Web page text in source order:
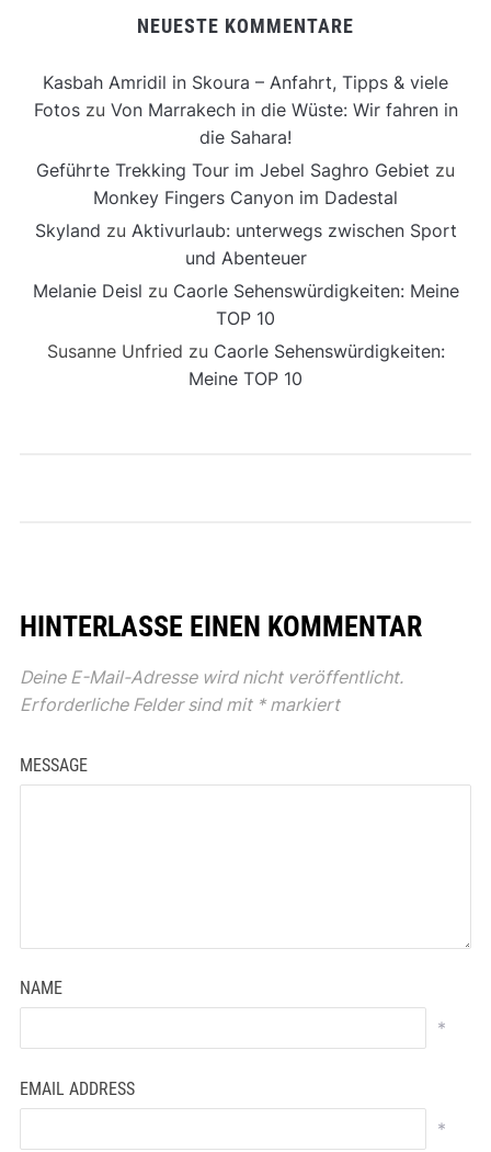
NEUESTE KOMMENTARE
Kasbah Amridil in Skoura – Anfahrt, Tipps & viele
Fotoszu Von Marrakech in die Wüste: Wir fahren in
die Sahara!
Geführte Trekking Tour im Jebel Saghro Gebiet zu
Monkey Fingers Canyon im Dadestal
Skyland zu Aktivurlaub: unterwegs zwischen Sport
und Abenteuer
Melanie Deisl zu Caorle Sehenswürdigkeiten: Meine
TOP 10
Susanne Unfried zu Caorle Sehenswürdigkeiten:
Meine TOP 10
HINTERLASSE EINEN KOMMENTAR
Deine E-Mail-Adresse wird nicht veröffentlicht.
Erforderliche Felder sind mit *markiert
MESSAGE
NAME
*
EMAIL ADDRESS
*